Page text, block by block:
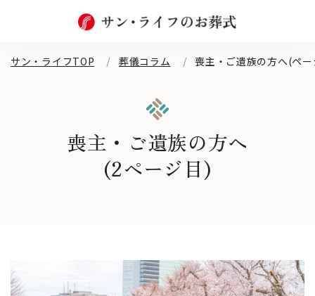
サン・ライフTOP 葬儀コラム 喪主・ご遺族の方へ(ペ
喪主・ご遺族の方へ
(2ページ目)